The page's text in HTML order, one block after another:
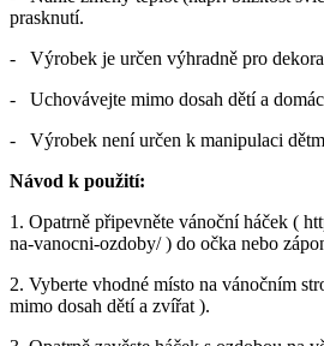
prasknutí.
- Výrobek je určen výhradně pro
- Uchovávejte mimo dosah dětí a
- Výrobek není určen k manipulaci
Návod k použití:
1. Opatrně připevněte vánoční háček (
na-vanocni-ozdoby/ ) do očka nebo
2. Vyberte vhodné místo na vánočním
mimo dosah dětí a zvířat ).